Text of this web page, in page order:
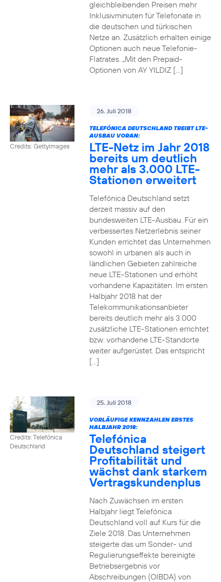
gleichbleibenden Preisen mehr
Inklusivminuten für Telefonate in
die deutschen und türkischen
Netze an. Zusätzlich erhalten einige
Optionen auch neue Telefonie-
Flatrates. „Mit den Prepaid-
Optionen von AY YILDIZ […]
Credits: Gettyimages
26. Juli 2018
TELEFÓNICA DEUTSCHLAND TREIBT LTE-
AUSBAU VORAN:
LTE-Netz im Jahr 2018
bereits um deutlich
mehr als 3.000 LTE-
Stationen erweitert
Telefónica Deutschland setzt
derzeit massiv auf den
bundesweiten LTE-Ausbau. Für ein
verbessertes Netzerlebnis seiner
Kunden errichtet das Unternehmen
sowohl in urbanen als auch in
ländlichen Gebieten zahlreiche
neue LTE-Stationen und erhöht
vorhandene Kapazitäten. Im ersten
Halbjahr 2018 hat der
Telekommunikationsanbieter
bereits deutlich mehr als 3.000
zusätzliche LTE-Stationen errichtet
bzw. vorhandene LTE-Standorte
weiter aufgerüstet. Das entspricht
[…]
Credits: Telefónica
Deutschland
25. Juli 2018
VORLÄUFIGE KENNZAHLEN ERSTES
HALBJAHR 2018:
Telefónica
Deutschland steigert
Profitabilität und
wächst dank starkem
Vertragskundenplus
Nach Zuwächsen im ersten
Halbjahr liegt Telefónica
Deutschland voll auf Kurs für die
Ziele 2018. Das Unternehmen
steigerte das um Sonder- und
Regulierungseffekte bereinigte
Betriebsergebnis vor
Abschreibungen (OIBDA) von